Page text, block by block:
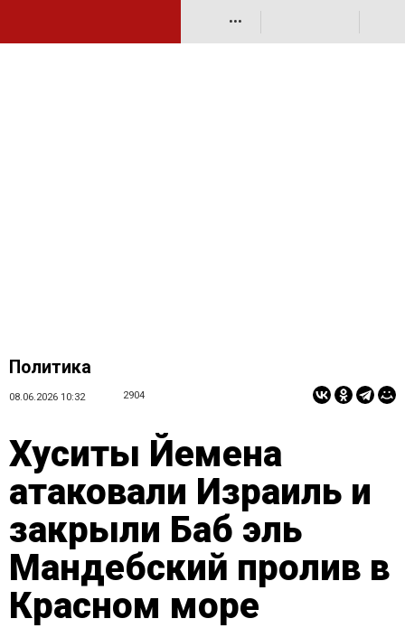
•••
Политика
08.06.2026 10:32 2904
Хуситы Йемена
атаковали Израиль и
закрыли Баб эль
Мандебский пролив в
Красном море